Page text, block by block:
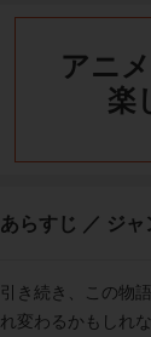
アニ
楽
あらすじ ／ ジャ
引き続き、この物
れ変わるかもしれ